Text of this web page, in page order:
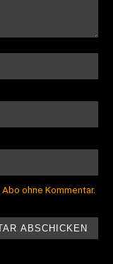
Abo ohne Kommentar.